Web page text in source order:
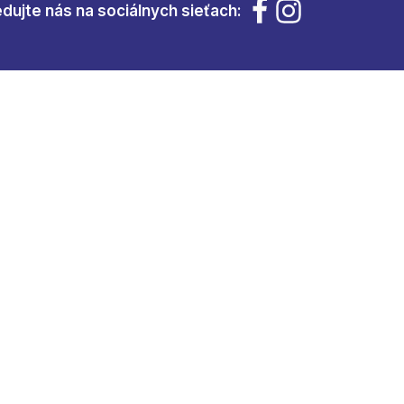
nás na sociálnych sieťach: